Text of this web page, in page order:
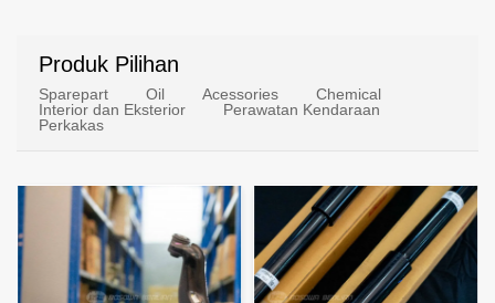
Produk Pilihan
Sparepart Oil Acessories
Chemical
Interior dan Eksterior
Perawatan Kendaraan
Perkakas